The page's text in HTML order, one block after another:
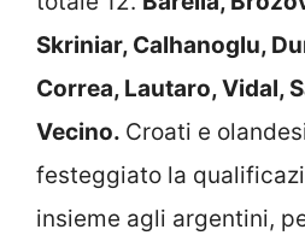
Skriniar, Calhanoglu,
Correa, Lautaro, Vidal,
Vecino. Croati e
festeggiato la
insieme agli argentini,